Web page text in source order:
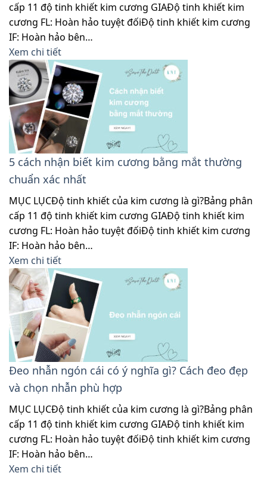
cấp 11 độ tinh khiết kim cương GIAĐộ tinh khiết kim
cương FL: Hoàn hảo tuyệt đốiĐộ tinh khiết kim cương
IF: Hoàn hảo bên…
Xem chi tiết
5 cách nhận biết kim cương bằng mắt thường
chuẩn xác nhất
MỤC LỤCĐộ tinh khiết của kim cương là gì?Bảng phân
cấp 11 độ tinh khiết kim cương GIAĐộ tinh khiết kim
cương FL: Hoàn hảo tuyệt đốiĐộ tinh khiết kim cương
IF: Hoàn hảo bên…
Xem chi tiết
Đeo nhẫn ngón cái có ý nghĩa gì? Cách đeo đẹp
và chọn nhẫn phù hợp
MỤC LỤCĐộ tinh khiết của kim cương là gì?Bảng phân
cấp 11 độ tinh khiết kim cương GIAĐộ tinh khiết kim
cương FL: Hoàn hảo tuyệt đốiĐộ tinh khiết kim cương
IF: Hoàn hảo bên…
Xem chi tiết